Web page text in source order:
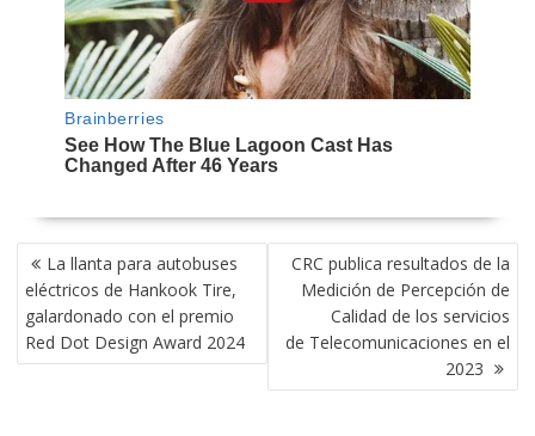
NAVEGACIÓN
DE
ENTRADAS
La llanta para autobuses
eléctricos de Hankook Tire,
galardonado con el premio
Red Dot Design Award 2024
CRC publica resultados de la
Medición de Percepción de
Calidad de los servicios
de Telecomunicaciones en el
2023